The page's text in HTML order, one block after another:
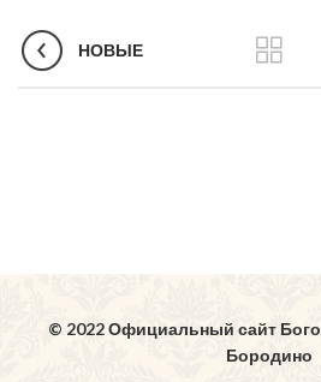
НОВЫЕ
© 2022 Официальный сайт
Бородино